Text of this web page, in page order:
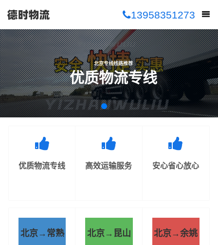
13958351273
北京专线线路推荐
优质物流专线
优质物流专线 高效运输服务 安心省心放心
北京→常熟 北京→昆山 北京→余姚